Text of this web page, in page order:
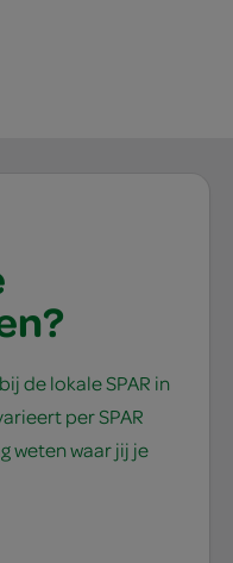
de lokale SPAR in
per SPAR
weten waar jij je